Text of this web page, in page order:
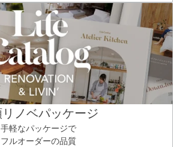
リノベパッケージ
手軽なパッケージで
フルオーダーの品質